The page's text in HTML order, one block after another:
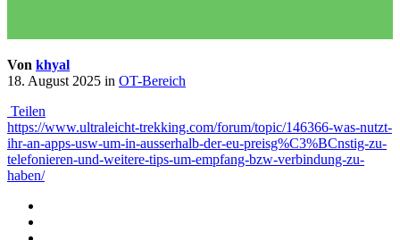
Von khyal
18. August 2025 in OT-Bereich
Teilen
https://www.ultraleicht-trekking.com/forum/topic/146366-was-nutzt-
ihr-an-apps-usw-um-in-ausserhalb-der-eu-preisg%C3%BCnstig-zu-
telefonieren-und-weitere-tips-um-empfang-bzw-verbindung-zu-
haben/